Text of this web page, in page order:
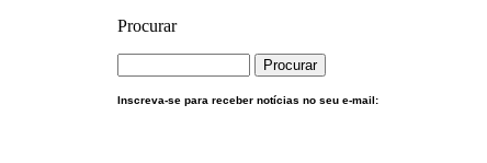
Procurar
Inscreva-se para receber notícias no seu e-mail: